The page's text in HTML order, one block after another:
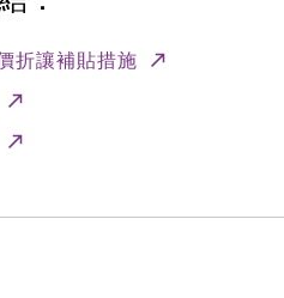
折讓補貼措施